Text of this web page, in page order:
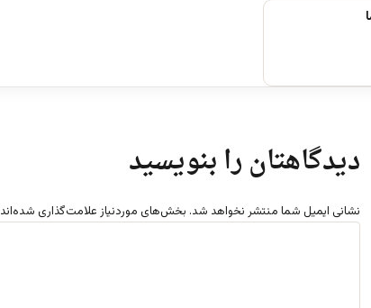
دیدگاهتان را بنویسید
نشانی ایمیل شما منتشر نخواهد شد. بخش‌های موردنیاز علامت‌گذاری شده‌اند